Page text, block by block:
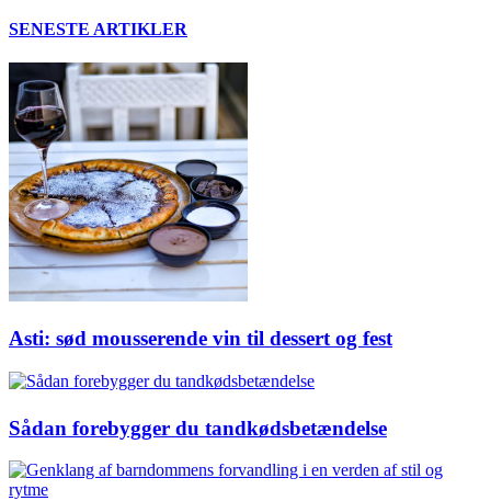
SENESTE ARTIKLER
Asti: sød mousserende vin til dessert og fest
Sådan forebygger du tandkødsbetændelse